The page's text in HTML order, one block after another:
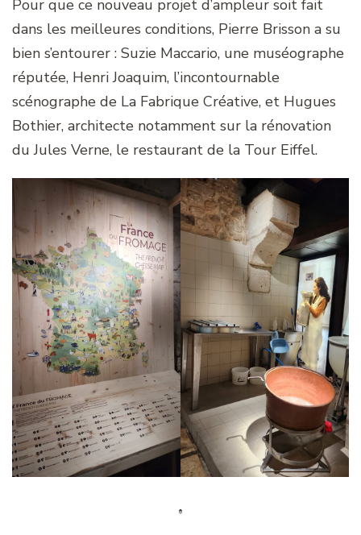
Pour que ce nouveau projet d’ampleur soit fait
dans les meilleures conditions, Pierre Brisson a su
bien s’entourer : Suzie Maccario, une muséographe
réputée, Henri Joaquim, l’incontournable
scénographe de La Fabrique Créative, et Hugues
Bothier, architecte notamment sur la rénovation
du Jules Verne, le restaurant de la Tour Eiffel.